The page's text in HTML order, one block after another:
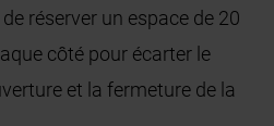
réserver un espace de 20
côté pour écarter le
et la fermeture de la